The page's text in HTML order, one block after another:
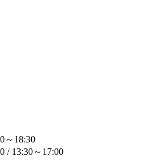
～18:30
/ 13:30～17:00